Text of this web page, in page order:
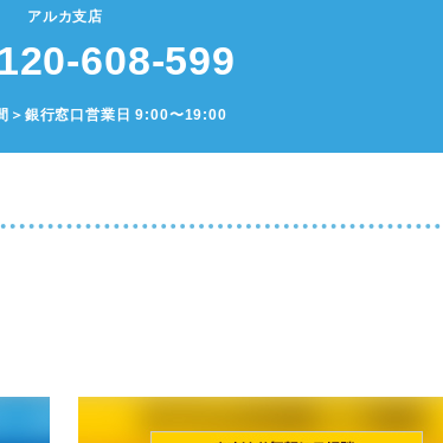
アルカ支店
608-599
＞銀行窓口営業日 9:00〜19:00